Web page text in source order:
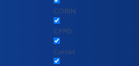
CORIN
CPPD
Cursos